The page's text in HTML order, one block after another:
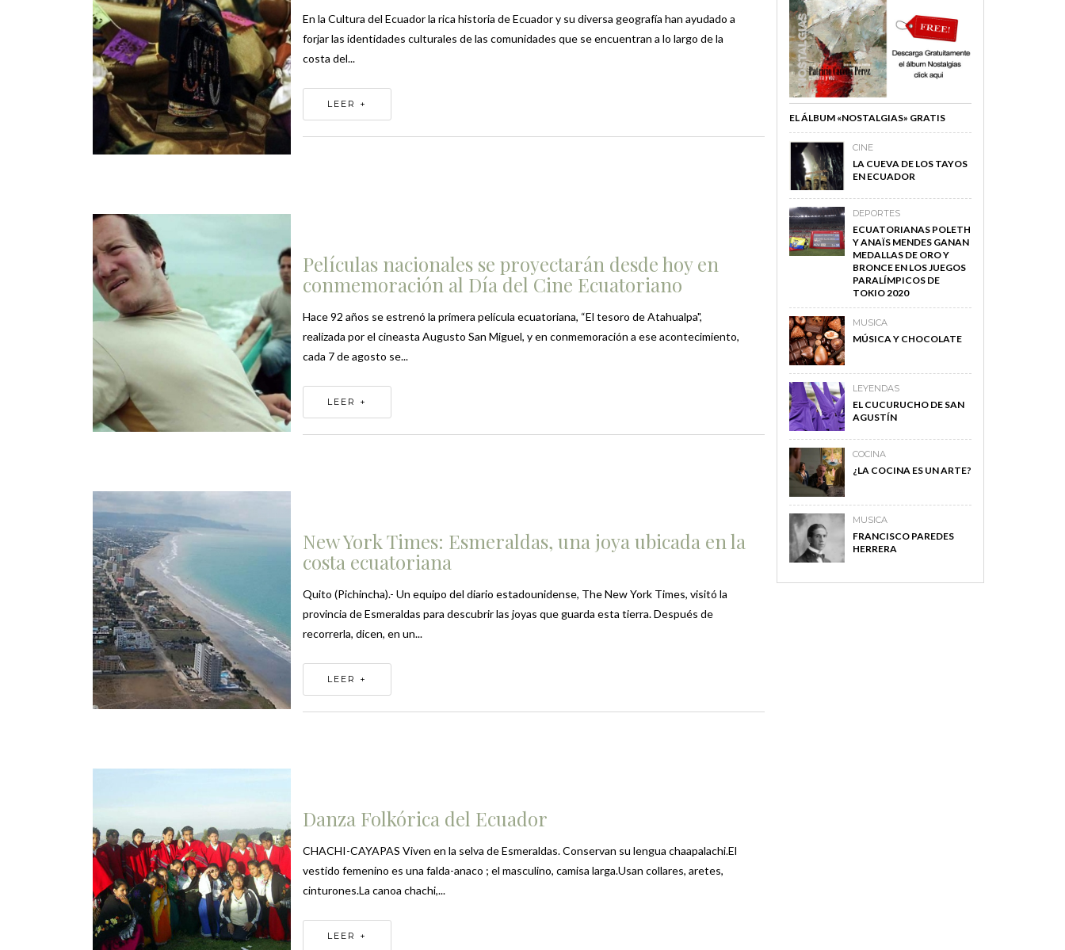
En la Cultura del Ecuador la rica historia de Ecuador y su diversa geografía han ayudado a
forjar las identidades culturales de las comunidades que se encuentran a lo largo de la
costa del...
LEER +
Películas nacionales se proyectarán desde hoy en
conmemoración al Día del Cine Ecuatoriano
Hace 92 años se estrenó la primera película ecuatoriana, “El tesoro de Atahualpa",
realizada por el cineasta Augusto San Miguel, y en conmemoración a ese acontecimiento,
cada 7 de agosto se...
LEER +
New York Times: Esmeraldas, una joya ubicada en la
costa ecuatoriana
Quito (Pichincha).- Un equipo del diario estadounidense, The New York Times, visitó la
provincia de Esmeraldas para descubrir las joyas que guarda esta tierra. Después de
recorrerla, dicen, en un...
LEER +
Danza Folkórica del Ecuador
CHACHI-CAYAPAS Viven en la selva de Esmeraldas. Conservan su lengua chaapalachi.El
vestido femenino es una falda-anaco ; el masculino, camisa larga.Usan collares, aretes,
cinturones.La canoa chachi,...
LEER +
EL ÁLBUM «NOSTALGIAS» GRATIS
CINE
LA CUEVA DE LOS TAYOS
EN ECUADOR
DEPORTES
ECUATORIANAS POLETH
Y ANAÏS MENDES GANAN
MEDALLAS DE ORO Y
BRONCE EN LOS JUEGOS
PARALÍMPICOS DE
TOKIO 2020
MUSICA
MÚSICA Y CHOCOLATE
LEYENDAS
EL CUCURUCHO DE SAN
AGUSTÍN
COCINA
¿LA COCINA ES UN ARTE?
MUSICA
FRANCISCO PAREDES
HERRERA